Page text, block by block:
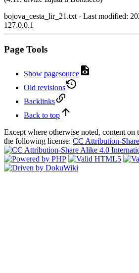
bojova_cesta_lir_21.txt · Last modified:
127.0.0.1
Page Tools
Show pagesource
Old revisions
Backlinks
Back to top
Except where otherwise noted, content
the following license: CC Attribution-